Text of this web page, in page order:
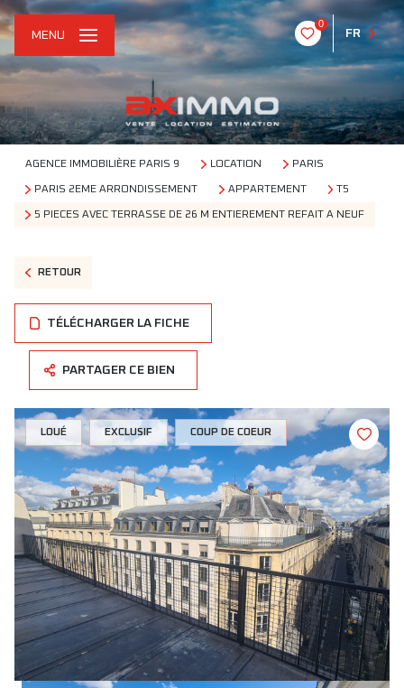
0
FR
MENU
AGENCE IMMOBILIÈRE PARIS 9 LOCATION PARIS
PARIS 2EME ARRONDISSEMENT APPARTEMENT T5
5 PIECES AVEC TERRASSE DE 26 M ENTIEREMENT REFAIT A NEUF
RETOUR
TÉLÉCHARGER LA FICHE
PARTAGER CE BIEN
LOUÉ EXCLUSIF COUP DE COEUR